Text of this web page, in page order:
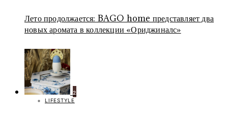
Лето продолжается: BAGO home представляет два
новых аромата в коллекции «Ориджиналс»
2
LIFESTYLE